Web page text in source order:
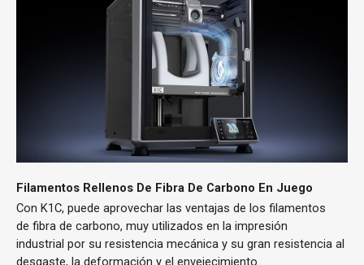
Filamentos Rellenos De Fibra De Carbono En Juego
Con K1C, puede aprovechar las ventajas de los filamentos
de fibra de carbono, muy utilizados en la impresión
industrial por su resistencia mecánica y su gran resistencia al
desgaste, la deformación y el envejecimiento.